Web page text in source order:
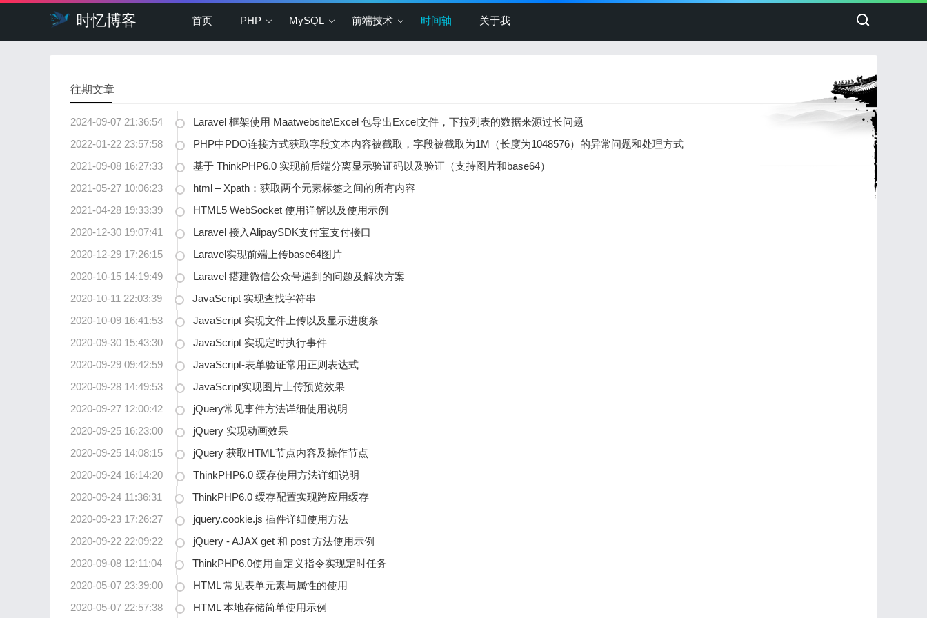
时忆博客 首页 PHP MySQL 前端技术 时间轴 关于我
往期文章
2024-09-07 21:36:54
Laravel 框架使用 Maatwebsite\Excel 包导出Excel文件，下拉列表的数据来源过长问题
2022-01-22 23:57:58
PHP中PDO连接方式获取字段文本内容被截取，字段被截取为1M（长度为1048576）的异常问题和处理方式
2021-09-08 16:27:33
基于 ThinkPHP6.0 实现前后端分离显示验证码以及验证（支持图片和base64）
2021-05-27 10:06:23
html – Xpath：获取两个元素标签之间的所有内容
2021-04-28 19:33:39
HTML5 WebSocket 使用详解以及使用示例
2020-12-30 19:07:41
Laravel 接入AlipaySDK支付宝支付接口
2020-12-29 17:26:15
Laravel实现前端上传base64图片
2020-10-15 14:19:49
Laravel 搭建微信公众号遇到的问题及解决方案
2020-10-11 22:03:39
JavaScript 实现查找字符串
2020-10-09 16:41:53
JavaScript 实现文件上传以及显示进度条
2020-09-30 15:43:30
JavaScript 实现定时执行事件
2020-09-29 09:42:59
JavaScript-表单验证常用正则表达式
2020-09-28 14:49:53
JavaScript实现图片上传预览效果
2020-09-27 12:00:42
jQuery常见事件方法详细使用说明
2020-09-25 16:23:00
jQuery 实现动画效果
2020-09-25 14:08:15
jQuery 获取HTML节点内容及操作节点
2020-09-24 16:14:20
ThinkPHP6.0 缓存使用方法详细说明
2020-09-24 11:36:31
ThinkPHP6.0 缓存配置实现跨应用缓存
2020-09-23 17:26:27
jquery.cookie.js 插件详细使用方法
2020-09-22 22:09:22
jQuery - AJAX get 和 post 方法使用示例
2020-09-08 12:11:04
ThinkPHP6.0使用自定义指令实现定时任务
2020-05-07 23:39:00
HTML 常见表单元素与属性的使用
2020-05-07 22:57:38
HTML 本地存储简单使用示例